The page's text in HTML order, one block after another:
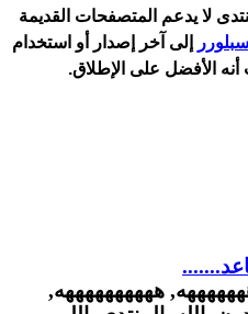
لا يدعم المتصفحات القديمة
إلى آخر إصدار أو استخدام
نه الأفضل على الإطلاق.